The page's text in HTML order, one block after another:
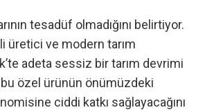
tesadüf olmadığını belirtiyor.
üretici ve modern tarım
adeta sessiz bir tarım devrimi
bu özel ürünün önümüzdeki
ciddi katkı sağlayacağını